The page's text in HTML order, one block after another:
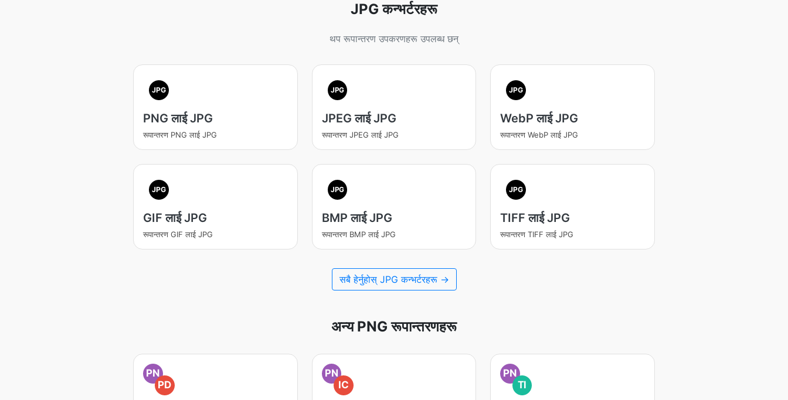
JPG कन्भर्टरहरू
थप रूपान्तरण उपकरणहरू उपलब्ध छन्
JPG
PNG लाई JPG
रूपान्तरण PNG लाई JPG
JPG
JPEG लाई JPG
रूपान्तरण JPEG लाई JPG
JPG
WebP लाई JPG
रूपान्तरण WebP लाई JPG
JPG
GIF लाई JPG
रूपान्तरण GIF लाई JPG
JPG
BMP लाई JPG
रूपान्तरण BMP लाई JPG
JPG
TIFF लाई JPG
रूपान्तरण TIFF लाई JPG
सबै हेर्नुहोस् JPG कन्भर्टरहरू →
अन्य PNG रूपान्तरणहरू
PN
PD
PN
IC
PN
TI